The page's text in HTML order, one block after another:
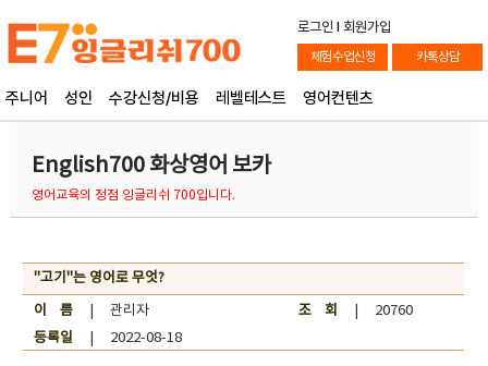
로그인 l 회원가입
체험수업신청 카톡상담
주니어 성인 수강신청/비용 레벨테스트 영어컨텐츠
English700 화상영어 보카
영어교육의 정점 잉글리쉬 700입니다.
"고기"는 영어로 무엇?
이 름| 관리자 조 회
| 20760
등록일| 2022-08-18